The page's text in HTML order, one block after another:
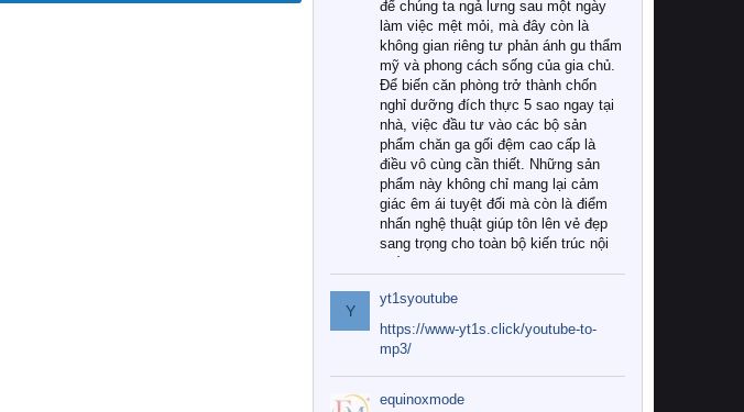
để chúng ta ngả lưng sau một ngày
làm việc mệt mỏi, mà đây còn là
không gian riêng tư phản ánh gu thẩm
mỹ và phong cách sống của gia chủ.
Để biến căn phòng trở thành chốn
nghỉ dưỡng đích thực 5 sao ngay tại
nhà, việc đầu tư vào các bộ sản
phẩm chăn ga gối đệm cao cấp là
điều vô cùng cần thiết. Những sản
phẩm này không chỉ mang lại cảm
giác êm ái tuyệt đối mà còn là điểm
nhấn nghệ thuật giúp tôn lên vẻ đẹp
sang trọng cho toàn bộ kiến trúc nội
Tuy nhiên, giữa thị trường đa dạng
với vô vàn thương hiệu và mẫu mã
như hiện nay, làm thế nào để chọn
được những bộ chăn ga gối đệm cao
cấp thực sự chất lượng, phù hợp với
khí hậu và nhu cầu sử dụng của gia
Y
yt1syoutube
https://www-yt1s.click/youtube-to-
mp3/
equinoxmode